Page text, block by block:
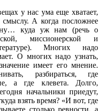
у нас ума еще хватает,
смыслу. А когда посложнее
ну… куда уж нам (речь о
миссионерской и
Многих надо
О многих надо узнать,
имеет его мнение.
разбираться, где
а где клевета. Долго,
начальники приедут,
взять время? «И вот, где
столько ревности, а